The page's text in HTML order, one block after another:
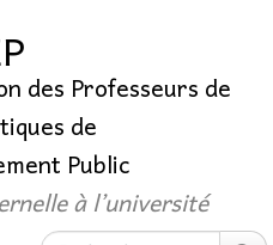
des Professeurs de
de
Public
à l’université